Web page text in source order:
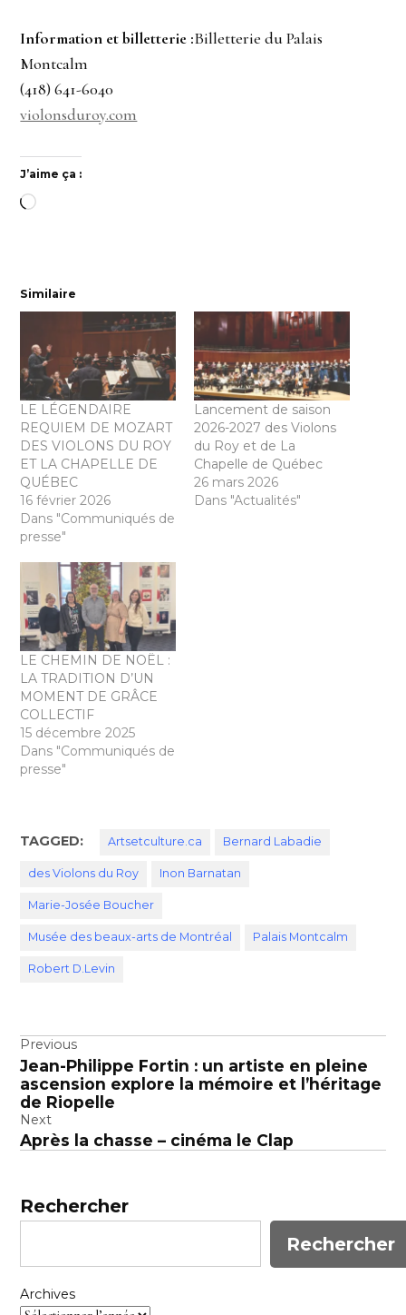
Information et billetterie :Billetterie du Palais
Montcalm
(418) 641-6040
violonsduroy.com
J’aime ça :
Chargement…
Similaire
LE LÉGENDAIRE
REQUIEM DE MOZART
DES VIOLONS DU ROY
ET LA CHAPELLE DE
QUÉBEC
16 février 2026
Dans "Communiqués de
presse"
Lancement de saison
2026-2027 des Violons
du Roy et de La
Chapelle de Québec
26 mars 2026
Dans "Actualités"
LE CHEMIN DE NOËL :
LA TRADITION D’UN
MOMENT DE GRÂCE
COLLECTIF
15 décembre 2025
Dans "Communiqués de
presse"
TAGGED: Artsetculture.ca Bernard Labadie
des Violons du Roy Inon Barnatan
Marie-Josée Boucher
Musée des beaux-arts de Montréal Palais Montcalm
Robert D.Levin
Navigation
de
l’article
Previous
Jean-Philippe Fortin : un artiste en pleine
ascension explore la mémoire et l’héritage
de Riopelle
Next
Après la chasse – cinéma le Clap
Rechercher
Rechercher
Archives